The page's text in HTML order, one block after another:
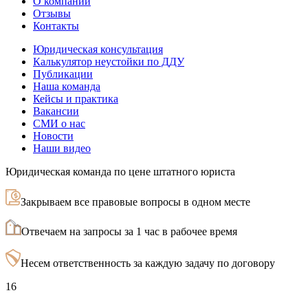
Отзывы
Контакты
Юридическая консультация
Калькулятор неустойки по ДДУ
Публикации
Наша команда
Кейсы и практика
Вакансии
СМИ о нас
Новости
Наши видео
Юридическая команда по цене штатного юриста
Закрываем все правовые вопросы в одном месте
Отвечаем на запросы за 1 час в рабочее время
Несем ответственность за каждую задачу по договору
16